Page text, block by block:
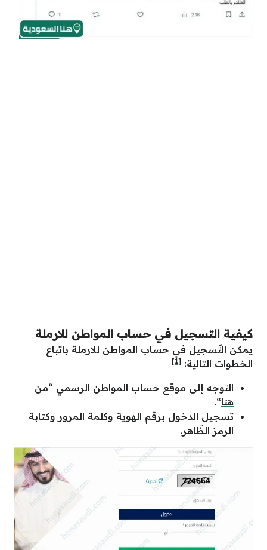
كيفية التسجيل في حساب المواطن للارملة
يمكن التّسجيل في حساب المواطن للارملة باتباع
الخطوات التالية: [1]
التوجه إلى موقع حساب المواطن الرسمي “من
هنا“.
تسجيل الدخول برقم الهوية وكلمة المرور وكتابة
الرمز الظّاهر.